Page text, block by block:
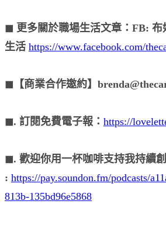
◼︎ 更多關於職場生活文章：FB: 布
生活 https://www.facebook.com/
◼︎【商業合作邀約】
◼︎. 訂閱免費電子報： https://
◼︎. 歡迎你用一杯咖啡支持我持續
: https://pay.soundon.fm/podcasts/
813b-135bd96e5868